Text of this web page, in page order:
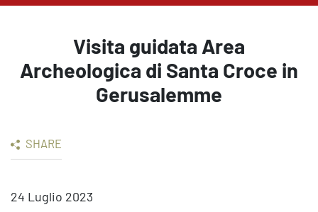
GERUSALEMME
Visita guidata Area
Archeologica di Santa Croce in
Gerusalemme
SHARE
24 Luglio 2023